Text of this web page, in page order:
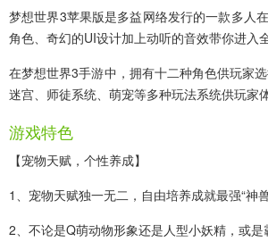
梦想世界3苹果版是多益网络发行的一款多人
角色、奇幻的UI设计加上动听的音效带你进入
在梦想世界3手游中，拥有十二种角色供玩家
迷宫、师徒系统、萌宠等多种玩法系统供玩家
游戏特色
【宠物天赋，个性养成】
1、宠物天赋独一无二，自由培养成就最强“神
2、不论是Q萌动物形象还是人型小妖精，或